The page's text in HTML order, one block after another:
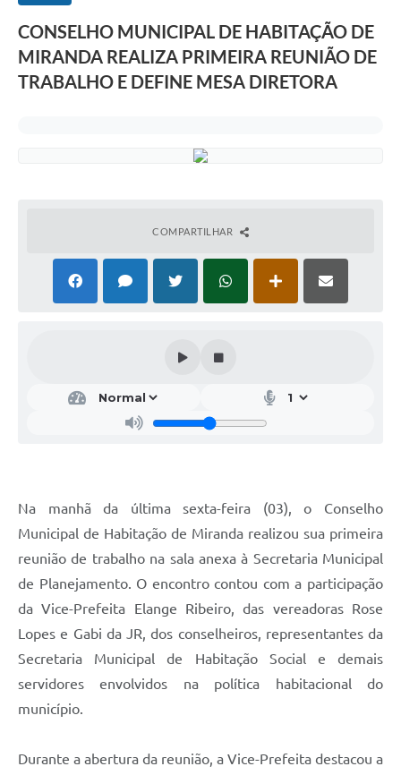
CONSELHO MUNICIPAL DE HABITAÇÃO DE
MIRANDA REALIZA PRIMEIRA REUNIÃO DE
TRABALHO E DEFINE MESA DIRETORA
COMPARTILHAR
Na manhã da última sexta-feira (03), o Conselho
Municipal de Habitação de Miranda realizou sua primeira
reunião de trabalho na sala anexa à Secretaria Municipal
de Planejamento. O encontro contou com a participação
da Vice-Prefeita Elange Ribeiro, das vereadoras Rose
Lopes e Gabi da JR, dos conselheiros, representantes da
Secretaria Municipal de Habitação Social e demais
servidores envolvidos na política habitacional do
município.
Durante a abertura da reunião, a Vice-Prefeita destacou a